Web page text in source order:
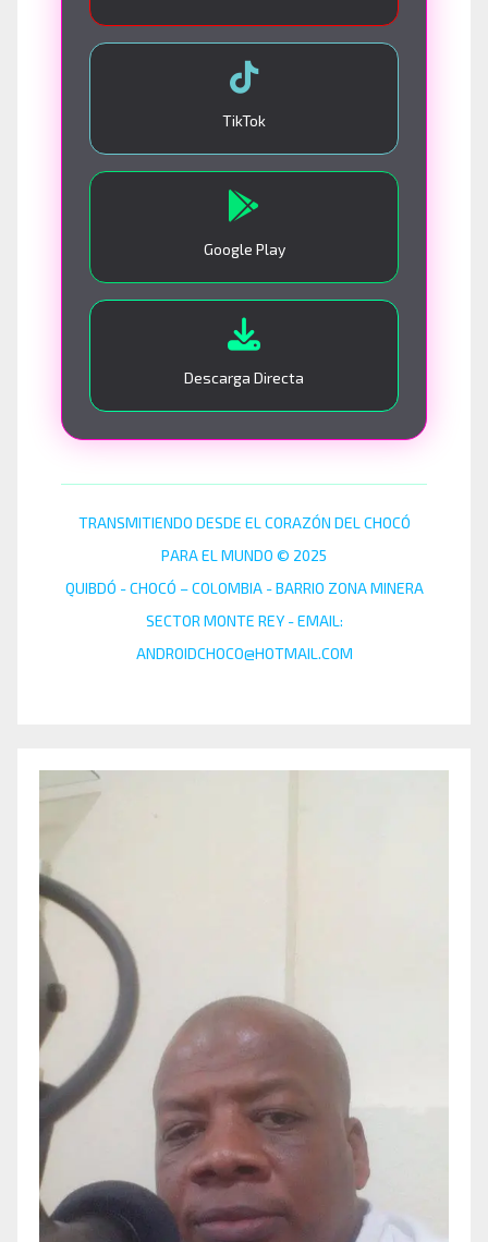
TikTok
Google Play
Descarga Directa
TRANSMITIENDO DESDE EL CORAZÓN DEL CHOCÓ
PARA EL MUNDO © 2025
QUIBDÓ - CHOCÓ – COLOMBIA - BARRIO ZONA MINERA
SECTOR MONTE REY - EMAIL:
ANDROIDCHOCO@HOTMAIL.COM